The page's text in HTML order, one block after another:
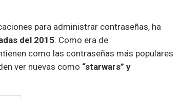
para administrar contraseñas, ha
del 2015. Como era de
como las contraseñas más populares
ver nuevas como “starwars” y